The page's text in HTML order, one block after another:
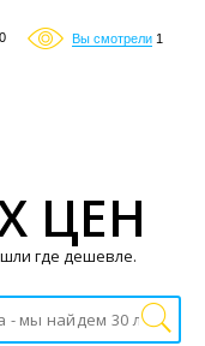
0 Вы смотрели 1
ЦЕН
где дешевле.